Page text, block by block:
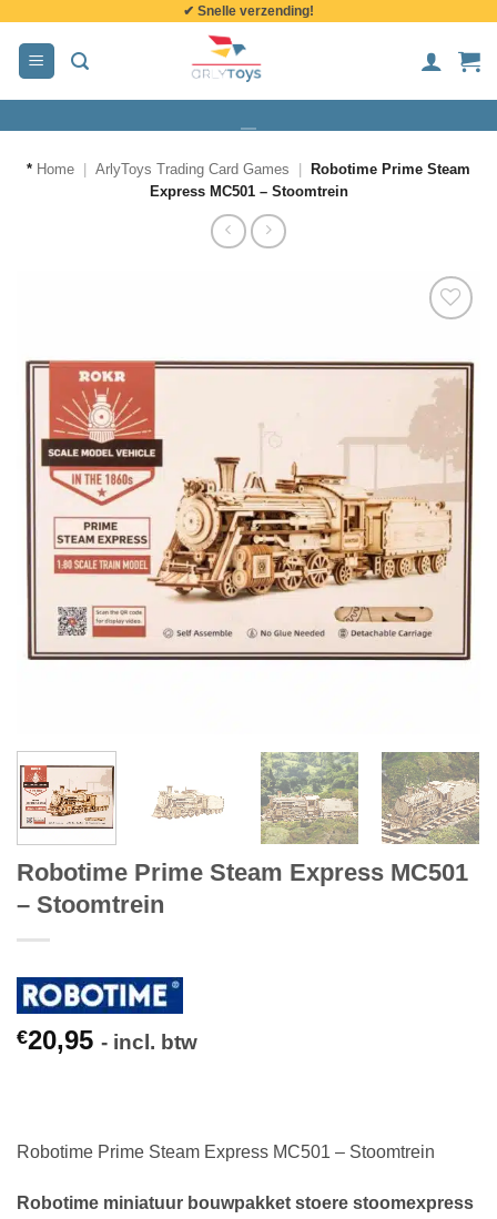
inhoud
✔ Snelle verzending!
* Home ArlyToys Trading Card Games
Robotime Prime Steam
Express MC501 – Stoomtrein
Robotime Prime Steam Express MC501
– Stoomtrein
€20,95 - incl. btw
Robotime Prime Steam Express MC501 – Stoomtrein
Robotime miniatuur bouwpakket stoere stoomexpress